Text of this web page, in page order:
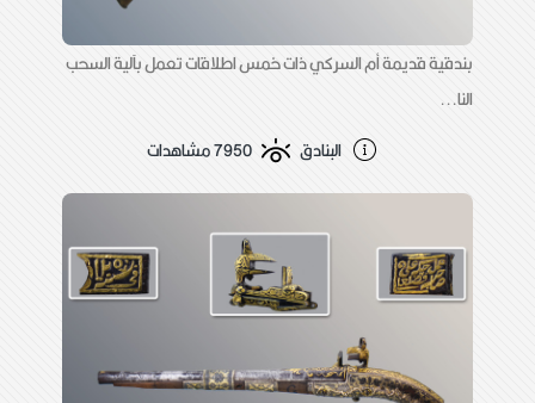
بندقية قديمة أم السركي ذات خمس اطلاقات تعمل بآلية السحب
النا...
البنادق
7950 مشاهدات